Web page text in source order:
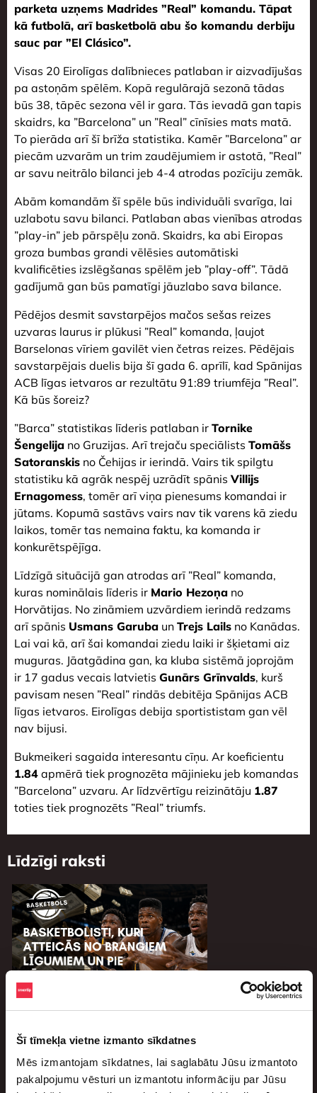
Šī tīmekļa vietne izmanto sīkdatnes
Mēs izmantojam sīkdatnes, lai saglabātu Jūsu izmantoto
pakalpojumu vēsturi un izmantotu informāciju par Jūsu
parketa uzņems Madrides ”Real” komandu. Tāpat
kā futbolā, arī basketbolā abu šo komandu derbiju
sauc par ”El Clásico”.
Visas 20 Eirolīgas dalībnieces patlaban ir aizvadījušas
pa astoņām spēlēm. Kopā regulārajā sezonā tādas
būs 38, tāpēc sezona vēl ir gara. Tās ievadā gan tapis
skaidrs, ka ”Barcelona” un ”Real” cīnīsies mats matā.
To pierāda arī šī brīža statistika. Kamēr ”Barcelona” ar
piecām uzvarām un trim zaudējumiem ir astotā, ”Real”
ar savu neitrālo bilanci jeb 4-4 atrodas pozīciju zemāk.
Abām komandām šī spēle būs individuāli svarīga, lai
uzlabotu savu bilanci. Patlaban abas vienības atrodas
”play-in” jeb pārspēļu zonā. Skaidrs, ka abi Eiropas
groza bumbas grandi vēlēsies automātiski
kvalificēties izslēgšanas spēlēm jeb ”play-off”. Tādā
gadījumā gan būs pamatīgi jāuzlabo sava bilance.
Pēdējos desmit savstarpējos mačos sešas reizes
uzvaras laurus ir plūkusi ”Real” komanda, ļaujot
Barselonas vīriem gavilēt vien četras reizes. Pēdējais
savstarpējais duelis bija šī gada 6. aprīlī, kad Spānijas
ACB līgas ietvaros ar rezultātu 91:89 triumfēja ”Real”.
Kā būs šoreiz?
”Barca” statistikas līderis patlaban ir Tornike
Šengelija no Gruzijas. Arī trejaču speciālists Tomāšs
Satoranskis no Čehijas ir ierindā. Vairs tik spilgtu
statistiku kā agrāk nespēj uzrādīt spānis Villijs
Ernagomess, tomēr arī viņa pienesums komandai ir
jūtams. Kopumā sastāvs vairs nav tik varens kā ziedu
laikos, tomēr tas nemaina faktu, ka komanda ir
konkurētspējīga.
Līdzīgā situācijā gan atrodas arī ”Real” komanda,
kuras nominālais līderis ir Mario Hezoņa no
Horvātijas. No zināmiem uzvārdiem ierindā redzams
arī spānis Usmans Garuba un Trejs Lails no Kanādas.
Lai vai kā, arī šai komandai ziedu laiki ir šķietami aiz
muguras. Jāatgādina gan, ka kluba sistēmā joprojām
ir 17 gadus vecais latvietis Gunārs Grīnvalds, kurš
pavisam nesen ”Real” rindās debitēja Spānijas ACB
līgas ietvaros. Eirolīgas debija sportististam gan vēl
nav bijusi.
Bukmeikeri sagaida interesantu cīņu. Ar koeficientu
1.84 apmērā tiek prognozēta mājinieku jeb komandas
”Barcelona” uzvaru. Ar līdzvērtīgu reizinātāju 1.87
toties tiek prognozēts ”Real” triumfs.
Līdzīgi raksti
Basketbolisti, kuri atteicās no brangiem
līgumiem un pie tādiem vairs netika
Basketbols ir viens no vislabāk apmaksātajiem sporta
veidiem visā pasaulē. Vadošajiem spēlētājiem bieži